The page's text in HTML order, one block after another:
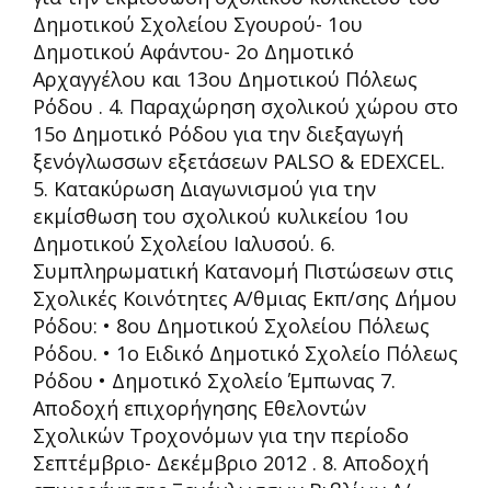
Δημοτικού Σχολείου Σγουρού- 1ου
Δημοτικού Αφάντου- 2ο Δημοτικό
Αρχαγγέλου και 13ου Δημοτικού Πόλεως
Ρόδου . 4. Παραχώρηση σχολικού χώρου στο
15ο Δημοτικό Ρόδου για την διεξαγωγή
ξενόγλωσσων εξετάσεων PALSO & EDEXCEL.
5. Κατακύρωση Διαγωνισμού για την
εκμίσθωση του σχολικού κυλικείου 1ου
Δημοτικού Σχολείου Ιαλυσού. 6.
Συμπληρωματική Κατανομή Πιστώσεων στις
Σχολικές Κοινότητες Α/θμιας Εκπ/σης Δήμου
Ρόδου: • 8ου Δημοτικού Σχολείου Πόλεως
Ρόδου. • 1ο Ειδικό Δημοτικό Σχολείο Πόλεως
Ρόδου • Δημοτικό Σχολείο Έμπωνας 7.
Αποδοχή επιχορήγησης Εθελοντών
Σχολικών Τροχονόμων για την περίοδο
Σεπτέμβριο- Δεκέμβριο 2012 . 8. Αποδοχή